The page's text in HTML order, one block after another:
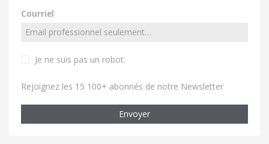
Courriel
Je ne suis pas un robot.
Rejoignez les 15 100+ abonnés de notre Newsletter
Envoyer